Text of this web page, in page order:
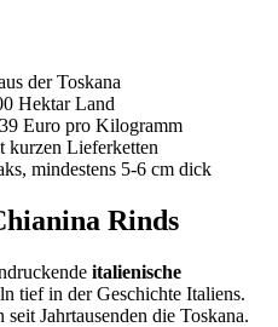
der Toskana
Hektar Land
Euro pro Kilogramm
kurzen Lieferketten
mindestens 5-6 cm dick
Rinds
italienische
tief in der Geschichte Italiens.
Jahrtausenden die Toskana.